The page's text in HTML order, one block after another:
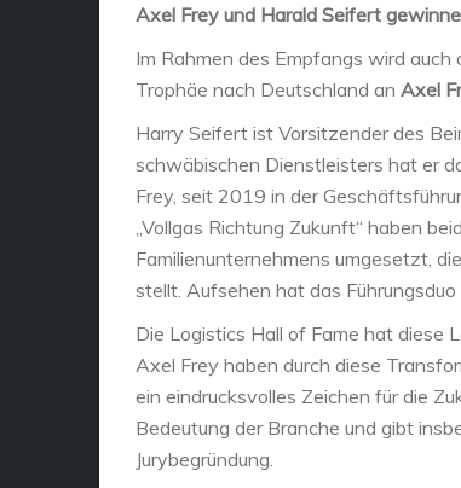
Axel Frey und Harald Seifert
Im Rahmen des Empfangs wird
Trophäe nach Deutschland an Axel
Harry Seifert ist Vorsitzender des
schwäbischen Dienstleisters hat er
Frey, seit 2019 in der
„Vollgas Richtung Zukunft“ haben
Familienunternehmens umgesetzt,
stellt. Aufsehen hat das
Die Logistics Hall of Fame hat diese
Axel Frey haben durch diese
ein eindrucksvolles Zeichen für die
Bedeutung der Branche und gibt
Jurybegründung.